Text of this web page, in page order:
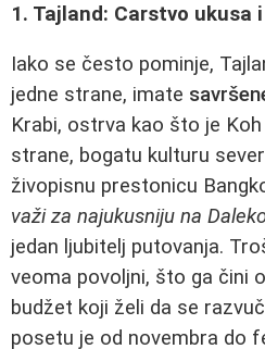
1. Tajland: Carstvo ukusa
Iako se često pominje,
jedne strane, imate
Krabi, ostrva kao što je
strane, bogatu kulturu
živopisnu prestonicu
važi za najukusniju na
jedan ljubitelj putovanja.
veoma povoljni, što ga čini
budžet koji želi da se
posetu je od novembra do